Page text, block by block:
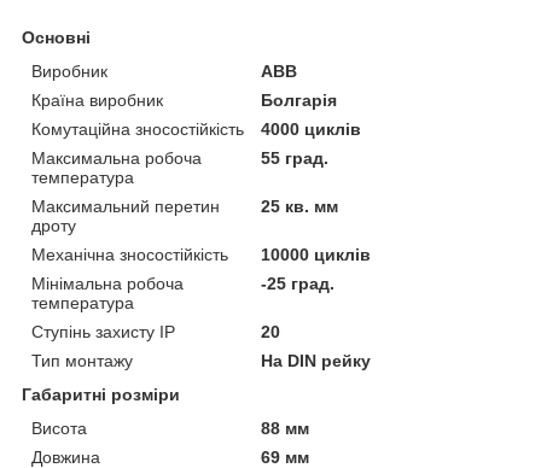
Основні
Виробник
ABB
Країна виробник
Болгарія
Комутаційна зносостійкість
4000 циклів
Максимальна робоча
температура
55 град.
Максимальний перетин
дроту
25 кв. мм
Механічна зносостійкість
10000 циклів
Мінімальна робоча
температура
-25 град.
Ступінь захисту IP
20
Тип монтажу
На DIN рейку
Габаритні розміри
Висота
88 мм
Довжина
69 мм